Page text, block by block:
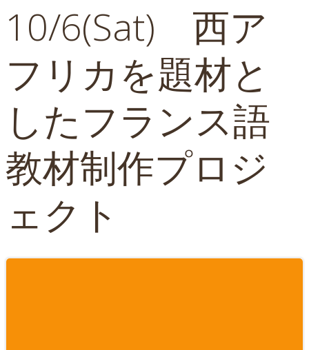
10/6(Sat) 西ア
フリカを題材と
したフランス語
教材制作プロジ
ェクト